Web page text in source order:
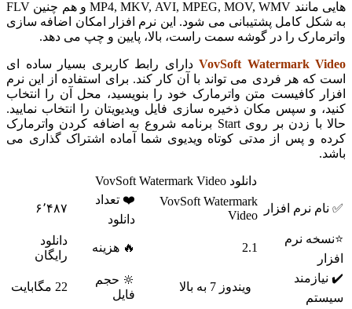
هایی مانند MP4, MKV, AVI, MPEG, MOV, WMV و هم چنین FLV
به شکل کامل پشتیبانی می شود. این نرم افزار امکان اضافه سازی
واترمارک را در گوشه سمت راست، بالا، پایین و چپ می دهد.
VovSoft Watermark Video دارای رابط کاربری بسیار ساده ای
است که هر فردی می تواند با آن کار کند. برای استفاده از این نرم
افزار کافیست متن واترمارک خود را بنویسید، محل آن را انتخاب
کنید، و سپس مکان ذخیره سازی فایل ویدیویتان را انتخاب نمایید.
حالا با زدن بر روی Start برنامه شروع به اضافه کردن واترمارک
کرده و پس از مدتی کوتاه ویدیوی شما آماده اشتراک گذاری می
باشد.
دانلود VovSoft Watermark Video
✅ نام نرم افزار
VovSoft Watermark
Video
❤️ تعداد
دانلود
۶٬۴۸۷
⭐نسخه نرم
افزار
2.1 🔥 هزینه
دانلود
رایگان
✔️ نیازمند
سیستم
ویندوز 7 به بالا
🔆 حجم
فایل
22 مگابایت